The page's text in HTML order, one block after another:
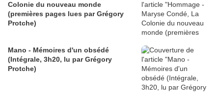
Colonie du nouveau monde
(premières pages lues par Grégory
Protche)
Mano - Mémoires d'un obsédé
(Intégrale, 3h20, lu par Grégory
Protche)